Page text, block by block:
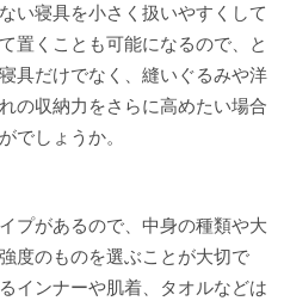
い寝具を小さく扱いやすくして
置くことも可能になるので、と
具だけでなく、縫いぐるみや洋
の収納力をさらに高めたい場合
でしょうか。
プがあるので、中身の種類や大
度のものを選ぶことが大切で
インナーや肌着、タオルなどは